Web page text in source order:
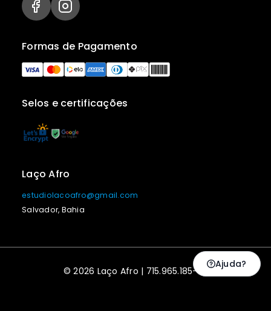
Selos e certificações
Formas de Pagamento
Laço Afro
estudiolacoafro@gmail.com
Salvador, Bahia
© 2026 Laço Afro | 715.965.185-53
Ajuda?